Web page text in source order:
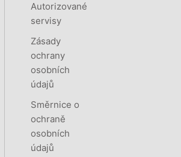
Autorizované
servisy
Zásady
ochrany
osobních
údajů
Směrnice o
ochraně
osobních
údajů